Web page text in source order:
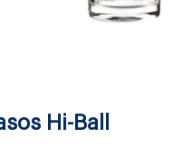
Hi-Ball